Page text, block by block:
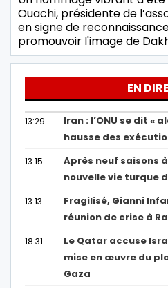
Ouachi, présidente de
en signe de
promouvoir l'image de
EN
13:29
Iran : l’ONU se dit «
hausse des
13:15
Après neuf saisons
nouvelle vie turque
13:13
Fragilisé, Gianni
réunion de crise à
18:31
Le Qatar accuse
mise en œuvre du
Gaza